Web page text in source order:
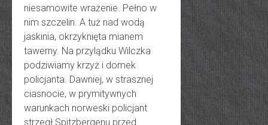
niesamowite wrażenie. Pełno w
nim szczelin. A tuż nad wodą
jaskinia, okrzyknięta mianem
tawerny. Na przylądku Wilczka
podziwiamy krzyż i domek
policjanta. Dawniej, w strasznej
ciasnocie, w prymitywnych
warunkach norweski policjant
strzegł Spitzbergenu przed